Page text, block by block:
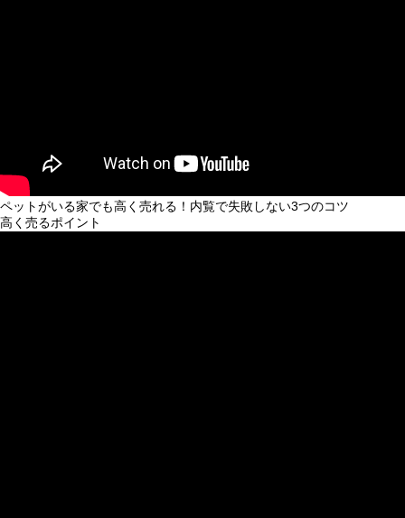
ペットがいる家でも高く売れる！内覧で失敗しない3つのコツ
高く売るポイント